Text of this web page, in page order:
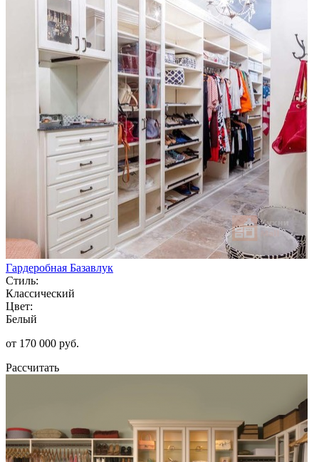
Гардеробная Базавлук
Стиль:
Классический
Цвет:
Белый
от 170 000 руб.
Рассчитать